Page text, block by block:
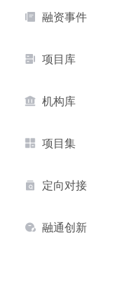
融资事件
项目库
机构库
项目集
定向对接
融通创新